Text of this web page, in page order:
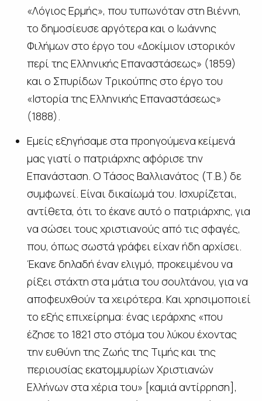
«Λόγιος Ερμής», που τυπωνόταν στη Βιέννη,
το δημοσίευσε αργότερα και ο Ιωάννης
Φιλήμων στο έργο του «Δοκίμιον ιστορικόν
περί της Ελληνικής Επαναστάσεως» (1859)
και ο Σπυρίδων Τρικούπης στο έργο του
«Ιστορία της Ελληνικής Επαναστάσεως»
(1888).
Εμείς εξηγήσαμε στα προηγούμενα κείμενά
μας γιατί ο πατριάρχης αφόρισε την
Επανάσταση. Ο Τάσος Βαλλιανάτος (Τ.Β.) δε
συμφωνεί. Είναι δικαίωμά του. Ισχυρίζεται,
αντίθετα, ότι το έκανε αυτό ο πατριάρχης, για
να σώσει τους χριστιανούς από τις σφαγές,
που, όπως σωστά γράφει είχαν ήδη αρχίσει.
Έκανε δηλαδή έναν ελιγμό, προκειμένου να
ρίξει στάχτη στα μάτια του σουλτάνου, για να
αποφευχθούν τα χειρότερα. Και χρησιμοποιεί
το εξής επιχείρημα: ένας ιεράρχης «που
έζησε το 1821 στο στόμα του λύκου έχοντας
την ευθύνη της Ζωής της Τιμής και της
περιουσίας εκατομμυρίων Χριστιανών
Ελλήνων στα χέρια του» [καμιά αντίρρηση],